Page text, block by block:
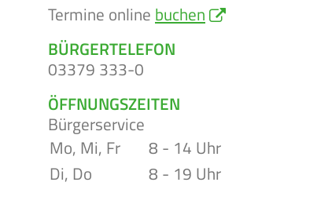
Termine online buchen
BÜRGERTELEFON
03379 333-0
ÖFFNUNGSZEITEN
Bürgerservice
Mo, Mi, Fr
8 - 14 Uhr
Di, Do
8 - 19 Uhr